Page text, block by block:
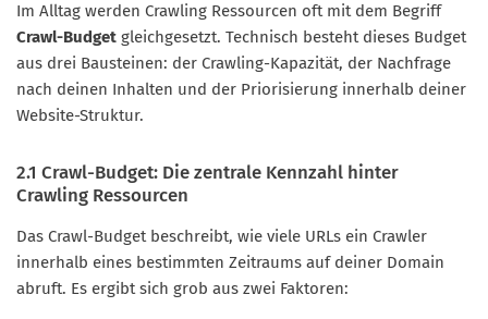
Im Alltag werden Crawling Ressourcen oft mit dem Begriff
Crawl-Budget gleichgesetzt. Technisch besteht dieses Budget
aus drei Bausteinen: der Crawling-Kapazität, der Nachfrage
nach deinen Inhalten und der Priorisierung innerhalb deiner
Website-Struktur.
2.1 Crawl-Budget: Die zentrale Kennzahl hinter
Crawling Ressourcen
Das Crawl-Budget beschreibt, wie viele URLs ein Crawler
innerhalb eines bestimmten Zeitraums auf deiner Domain
abruft. Es ergibt sich grob aus zwei Faktoren: